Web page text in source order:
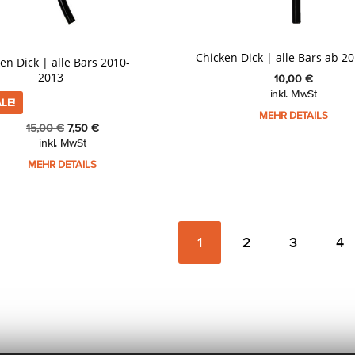
Dick | alle Bars 2010-
2013
15,00€ Ursprünglicher
Preis
war:
15,00 €
7,50 €Aktueller
inkl. MwSt
MEHR DETAILS
Chicken Dick | alle Bars ab
10,00 €
inkl. MwSt
MEHR DETAILS
1 2 3 4